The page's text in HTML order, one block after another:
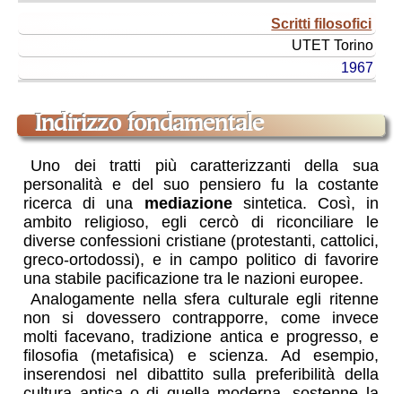
Scritti filosofici
UTET Torino
1967
indirizzo fondamentale
Uno dei tratti più caratterizzanti della sua
personalità e del suo pensiero fu la costante
ricerca di una mediazionesintetica. Così, in
ambito religioso, egli cercò di riconciliare le
diverse confessioni cristiane (protestanti, cattolici,
greco-ortodossi), e in campo politico di favorire
una stabile pacificazione tra le nazioni europee.
Analogamente nella sfera culturale egli ritenne
non si dovessero contrapporre, come invece
molti facevano, tradizione antica e progresso, e
filosofia (metafisica) e scienza. Ad esempio,
inserendosi nel dibattito sulla preferibilità della